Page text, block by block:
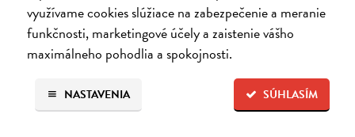
využívame cookies slúžiace na zabezpečenie a meranie
funkčnosti, marketingové účely a zaistenie vášho
maximálneho pohodlia a spokojnosti.
SÚHLASÍM
NASTAVENIA
novinka